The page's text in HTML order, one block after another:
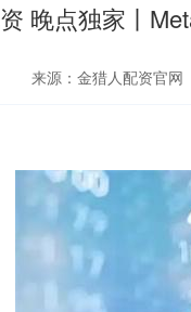
晚点独家丨
来源：金猎人配资官网